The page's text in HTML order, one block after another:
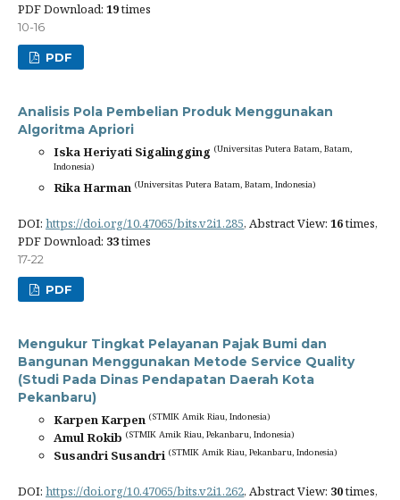
PDF Download: 19times
10-16
PDF
Analisis Pola Pembelian Produk Menggunakan
Algoritma Apriori
Iska Heriyati Sigalingging (Universitas Putera Batam, Batam,
Indonesia)
Rika Harman (Universitas Putera Batam, Batam, Indonesia)
DOI: https://doi.org/10.47065/bits.v2i1.285, Abstract View: 16times,
PDF Download: 33times
17-22
PDF
Mengukur Tingkat Pelayanan Pajak Bumi dan
Bangunan Menggunakan Metode Service Quality
(Studi Pada Dinas Pendapatan Daerah Kota
Pekanbaru)
Karpen Karpen (STMIK Amik Riau, Indonesia)
Amul Rokib (STMIK Amik Riau, Pekanbaru, Indonesia)
Susandri Susandri (STMIK Amik Riau, Pekanbaru, Indonesia)
DOI: https://doi.org/10.47065/bits.v2i1.262, Abstract View: 30times,